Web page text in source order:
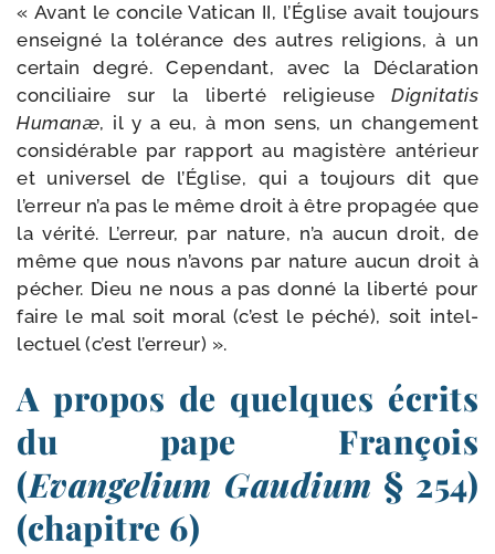
« Avant le concile Vatican II, l’Église avait tou­jours
ensei­gné la tolé­rance des autres reli­gions, à un
cer­tain degré. Cependant, avec la Déclaration
conci­liaire sur la liber­té reli­gieuse Dignitatis
Humanæ, il y a eu, à mon sens, un chan­ge­ment
consi­dé­rable par rap­port au magis­tère anté­rieur
et uni­ver­sel de l’Église, qui a tou­jours dit que
l’erreur n’a pas le même droit à être pro­pa­gée que
la véri­té. L’erreur, par nature, n’a aucun droit, de
même que nous n’avons par nature aucun droit à
pécher. Dieu ne nous a pas don­né la liber­té pour
faire le mal soit moral (c’est le péché), soit intel­
lec­tuel (c’est l’erreur) ».
A propos de quelques écrits
du pape François
(Evangelium Gaudium § 254)
(chapitre 6)